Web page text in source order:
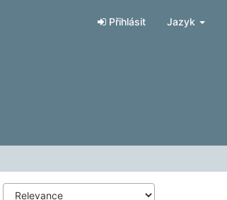
Přihlásit Jazyk